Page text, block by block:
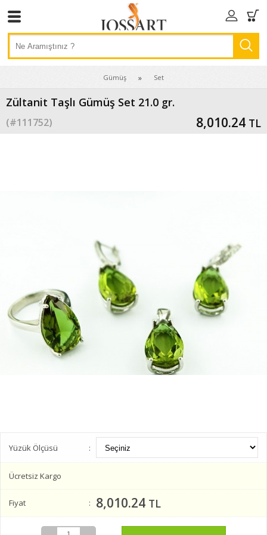
Gümüş Set
Zültanit Taşlı Gümüş Set 21.0 gr.
(#111752) 8,010.24 TL
Yüzük Ölçüsü
Ücretsiz Kargo
Fiyat 8,010.24 TL